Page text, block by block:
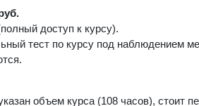
доступ к курсу).
тест по курсу под наблюдением
объем курса (108 часов), стоит